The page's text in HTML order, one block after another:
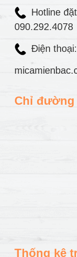
Hotline
090.292.4078
Điện
Chỉ đường
Thống kê